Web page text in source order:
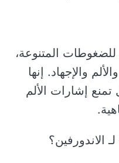
للضغوطات المتنوعة،
والإجهاد. إنها
إشارات الألم
الاندورفين؟